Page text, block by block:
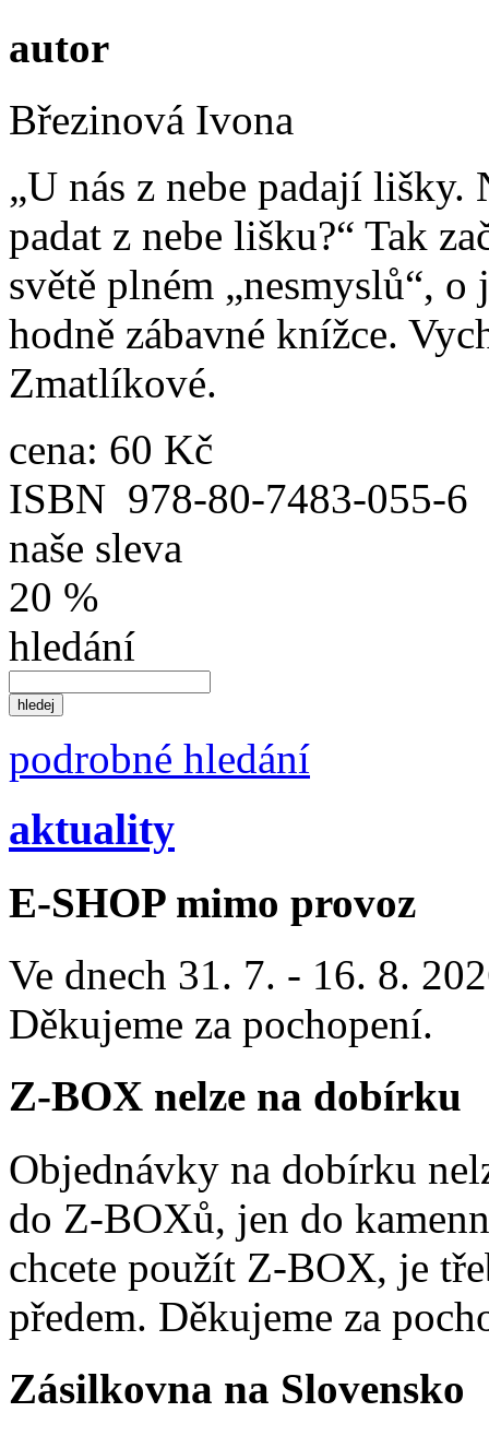
autor
Březinová Ivona
„U nás z nebe padají
padat z nebe lišku?“ Tak
světě plném „nesmyslů“,
hodně zábavné knížce.
Zmatlíkové.
cena: 60 Kč
ISBN 978-80-7483-055-6
naše sleva
20 %
hledání
podrobné hledání
aktuality
E-SHOP mimo provoz
Ve dnech 31. 7. - 16. 8.
Děkujeme za pochopení.
Z-BOX nelze na dobírku
Objednávky na dobírku
do Z-BOXů, jen do
chcete použít Z-BOX, je
předem. Děkujeme za
Zásilkovna na Slovensko